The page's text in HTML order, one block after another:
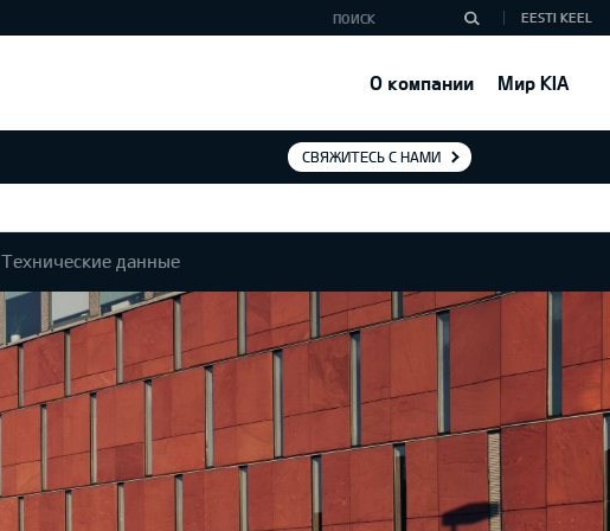
О компании Мир KIA
EESTI KEEL
СВЯЖИТЕСЬ С НАМИ
Технические данные